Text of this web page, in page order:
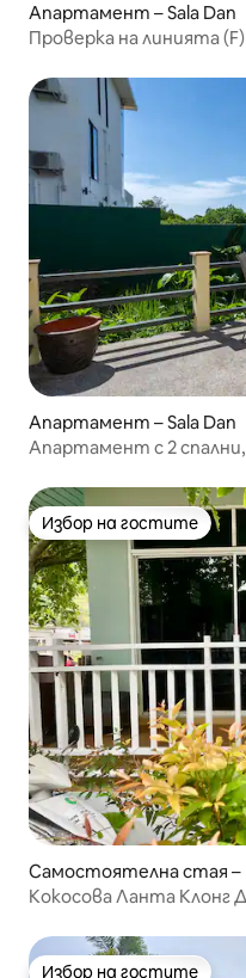
Апартамент – Sala Dan
Проверка на линията (F)
Апартамент – Sala Dan
Апартамент с 2 спални,
Избор на гостите
Избор на гостите
Самостоятелна стая –
Кокосова Ланта Клонг
Избор на гостите